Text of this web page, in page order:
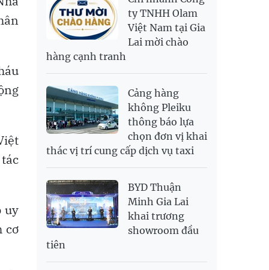
uy
cơ
RUB
304.3
336.84
SAR
6,945.42
7,244.36
2,702.79
2,817.41
SGD
USD
26,000 26,030 26,410
ty TNHH Olam
Việt Nam tại Gia
Lai mời chào
hàng cạnh tranh
Cảng hàng
không Pleiku
thông báo lựa
chọn đơn vị khai
thác vị trí cung cấp dịch vụ taxi
BYD Thuận
Minh Gia Lai
khai trương
showroom đầu
tiên